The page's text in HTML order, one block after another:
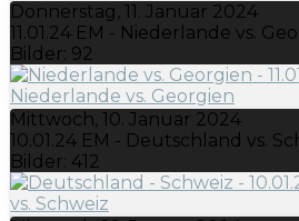
Donnerstag, 11. Januar 2024
11.01.24 EM - Niederlande vs.
Bilder: 92
Mittwoch, 10. Januar 2024
10.01.24 EM - Deutschland vs.
Bilder: 412